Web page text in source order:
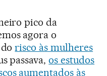
pico da
agora o
dorisco às mulheres
passava,os estudos
aumentados às